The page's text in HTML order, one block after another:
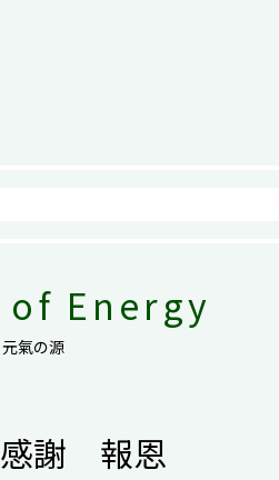
Energy
元氣の源
謝 報恩